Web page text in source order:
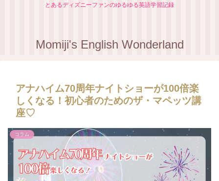
とあるディズニーファンのゆるゆる英語学習記録
Momiji's English Wonderland
アナハイム70周年ナイトショーが100倍楽
しくなる！初心者のためのザ・マペッツ講
座♡
コラム